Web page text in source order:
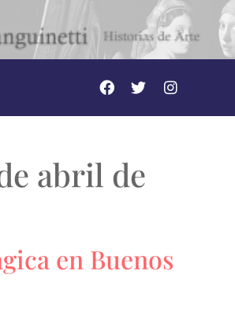
abril de
en Buenos